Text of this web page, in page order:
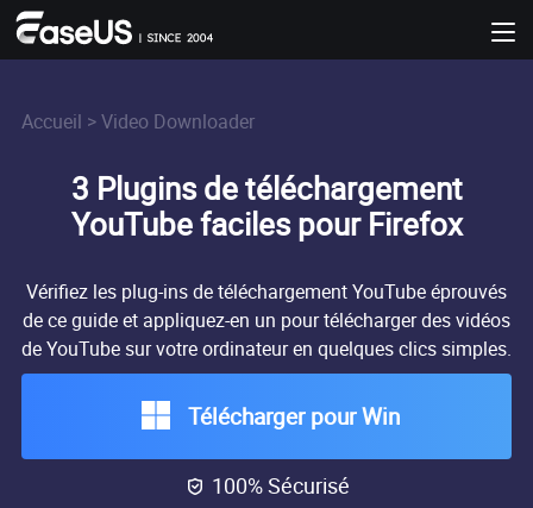
Accueil >Video Downloader
3 Plugins de téléchargement
YouTube faciles pour Firefox
Vérifiez les plug-ins de téléchargement YouTube éprouvés
de ce guide et appliquez-en un pour télécharger des vidéos
de YouTube sur votre ordinateur en quelques clics simples.
Télécharger pour Win
 100% Sécurisé